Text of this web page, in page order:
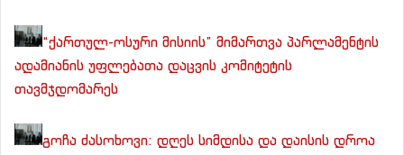
“ქართულ-ოსური მისიის” მიმართვა პარლამენტის
ადამიანის უფლებათა დაცვის კომიტეტის
თავმჯდომარეს
გოჩა ძასოხოვი: დღეს სიმდისა და დაისის დროა